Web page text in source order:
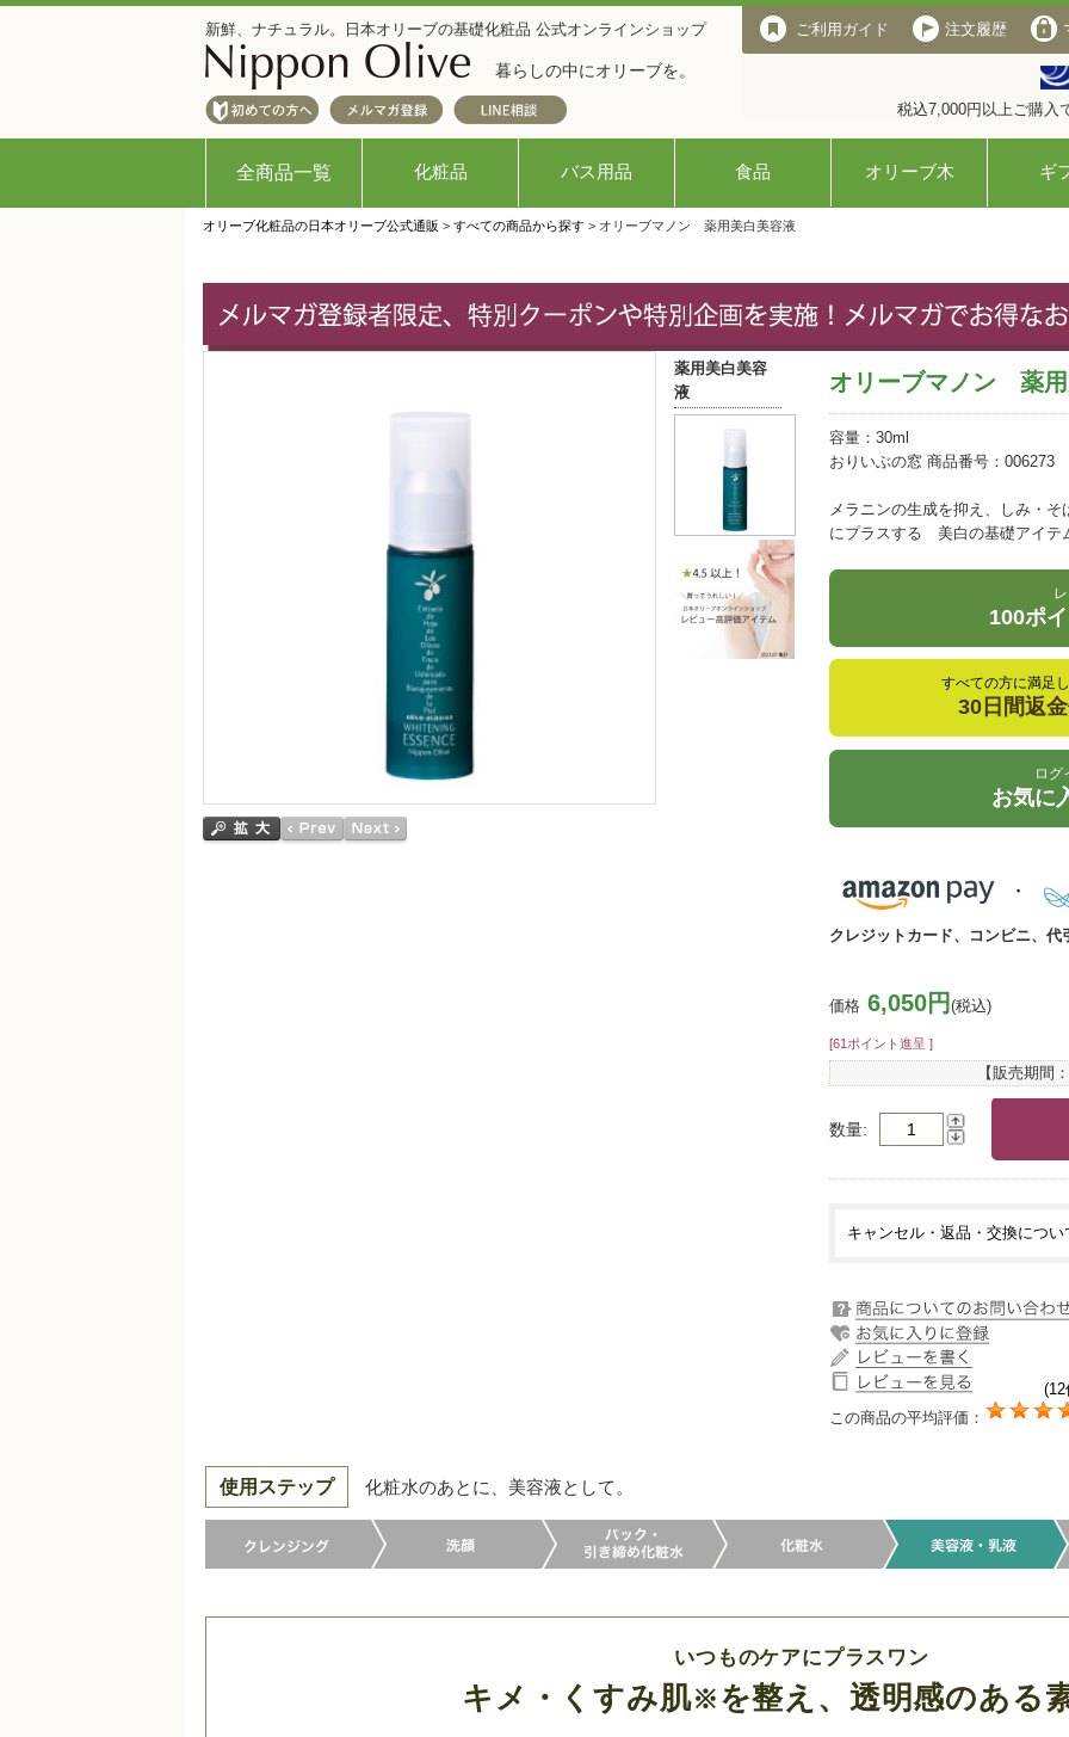
新鮮、ナチュラル。日本オリーブの基礎化粧品 公式オンラインショップ
暮らしの中にオリーブを。
ご利用ガイド 注文履歴
税込7,000円以上ご購入
全商品一覧 化粧品 バス用品 食品 オリーブ木 ギ
オリーブ化粧品の日本オリーブ公式通販 > すべての商品から探す> オリーブマノン 薬用美白美容液
オリーブマノン 薬用
容量：30ml
おりいぶの窓 商品番号：006273
メラニンの生成を抑え、しみ・
にプラスする 美白の基礎アイテ
100ポ
すべての方に満足
30日間返
ログ
お気に
クレジットカード、コンビニ、代
価格 6,050円 (税込)
[61ポイント進呈 ]
【販売期間：
数量
キャンセル・返品・交換につい
(12
この商品の平均評価：
薬用美白美容
液
使用ステップ 化粧水のあとに、美容液として。
いつものケアにプラスワン
キメ・くすみ肌※ を整え、透明感のある